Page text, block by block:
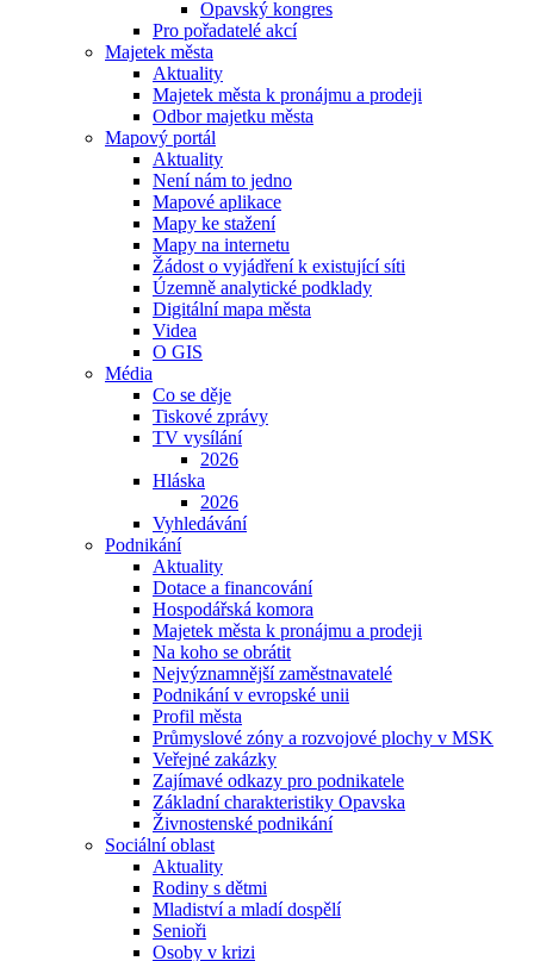
Opavský kongres
Pro pořadatelé akcí
Majetek města
Aktuality
Majetek města k pronájmu a prodeji
Odbor majetku města
Mapový portál
Aktuality
Není nám to jedno
Mapové aplikace
Mapy ke stažení
Mapy na internetu
Žádost o vyjádření k existující síti
Územně analytické podklady
Digitální mapa města
Videa
O GIS
Média
Co se děje
Tiskové zprávy
TV vysílání
2026
Hláska
2026
Vyhledávání
Podnikání
Aktuality
Dotace a financování
Hospodářská komora
Majetek města k pronájmu a prodeji
Na koho se obrátit
Nejvýznamnější zaměstnavatelé
Podnikání v evropské unii
Profil města
Průmyslové zóny a rozvojové plochy v MSK
Veřejné zakázky
Zajímavé odkazy pro podnikatele
Základní charakteristiky Opavska
Živnostenské podnikání
Sociální oblast
Aktuality
Rodiny s dětmi
Mladiství a mladí dospělí
Senioři
Osoby v krizi